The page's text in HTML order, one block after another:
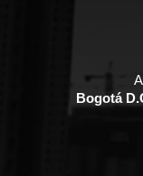
Bogotá